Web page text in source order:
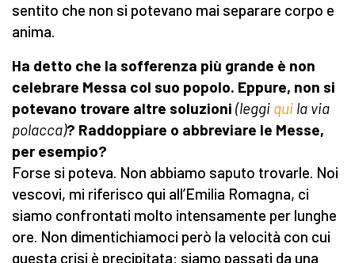
sentito che non si potevano mai separare corpo e
anima.
Ha detto che la sofferenza più grande è non
celebrare Messa col suo popolo. Eppure, non si
potevano trovare altre soluzioni (leggi qui la via
polacca)? Raddoppiare o abbreviare le Messe,
per esempio?
Forse si poteva. Non abbiamo saputo trovarle. Noi
vescovi, mi riferisco qui all’Emilia Romagna, ci
siamo confrontati molto intensamente per lunghe
ore. Non dimentichiamoci però la velocità con cui
questa crisi è precipitata: siamo passati da una